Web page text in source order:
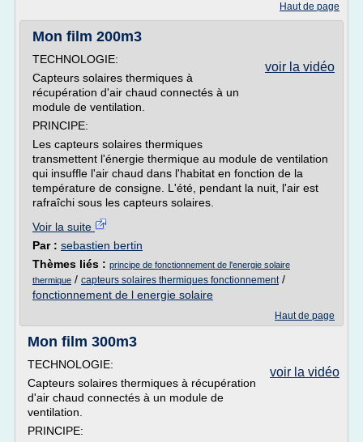
Haut de page
Mon film 200m3
voir la vidéo
TECHNOLOGIE:
Capteurs solaires thermiques à
récupération d'air chaud connectés à un
module de ventilation.
PRINCIPE:
Les capteurs solaires thermiques
transmettent l'énergie thermique au module de ventilation
qui insuffle l'air chaud dans l'habitat en fonction de la
température de consigne. L'été, pendant la nuit, l'air est
rafraîchi sous les capteurs solaires.
Voir la suite
Par : sebastien bertin
Thèmes liés : principe de fonctionnement de l'energie solaire
thermique / capteurs solaires thermiques fonctionnement/
fonctionnement de l energie solaire
Haut de page
Mon film 300m3
voir la vidéo
TECHNOLOGIE:
Capteurs solaires thermiques à récupération
d'air chaud connectés à un module de
ventilation.
PRINCIPE: